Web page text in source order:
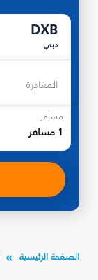
DXB
دبي
المغادرة
مسافر
1 مسافر
الصفحة الرئيسية